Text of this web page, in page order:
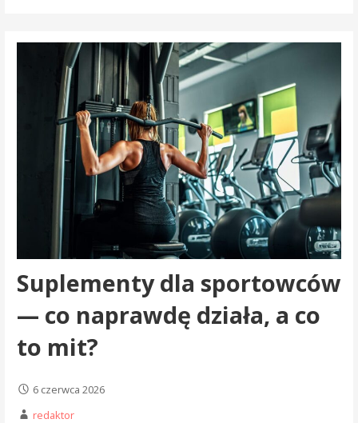
Suplementy dla sportowców
— co naprawdę działa, a co
to mit?
6 czerwca 2026
redaktor